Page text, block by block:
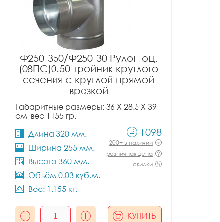
Ф250-350/Ф250-30 Рулон оц.
(08ПС)0.50 тройник круглого
сечения с круглой прямой
врезкой
Габаритные размеры: 36 X 28.5 X 39
см, вес 1155 гр.
Длина 320 мм.
Ширина 255 мм.
Высота 360 мм.
Объём 0.03 куб.м.
Вес: 1.155 кг.
1098
200+ в наличии
розничная цена
скидки
КУПИТЬ